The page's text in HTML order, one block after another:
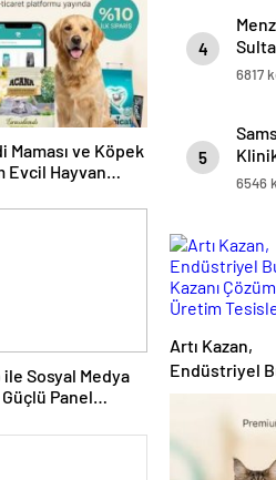
Maması ve Köpek
Evcil Hayvan
Sosyal Medya
Panel
4
6817
5
En
6546
Artı Kazan,
Endüstriyel
Kazanı
Çözümleriyle
Üretim
Verimli